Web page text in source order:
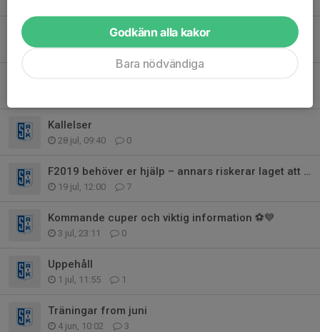
6 aug, 11:44 6
Kallelser
28 jul, 09:40 0
F2019 behöver er hjälp – annars riskerar laget att pausas
19 jul, 12:00 7
Kommande cuper och viktig information ⚽💙
3 jul, 23:11 0
Uppehåll
1 jul, 11:55 1
Träningar from juni
4 jun, 10:02 3
Godkänn alla kakor
Bara nödvändiga